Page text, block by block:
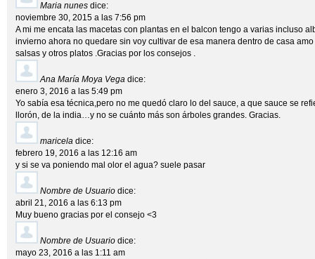
Maria nunes dice:
noviembre 30, 2015 a las 7:56 pm
A mi me encata las macetas con plantas en el balcon tengo a varias incluso
invierno ahora no quedare sin voy cultivar de esa manera dentro de casa
salsas y otros platos .Gracias por los consejos .
Ana María Moya Vega dice:
enero 3, 2016 a las 5:49 pm
Yo sabía esa técnica,pero no me quedó claro lo del sauce, a que sauce se
llorón, de la india…y no se cuánto más son árboles grandes. Gracias.
maricela dice:
febrero 19, 2016 a las 12:16 am
y si se va poniendo mal olor el agua? suele pasar
Nombre de Usuario dice:
abril 21, 2016 a las 6:13 pm
Muy bueno gracias por el consejo <3
Nombre de Usuario dice:
mayo 23, 2016 a las 1:11 am